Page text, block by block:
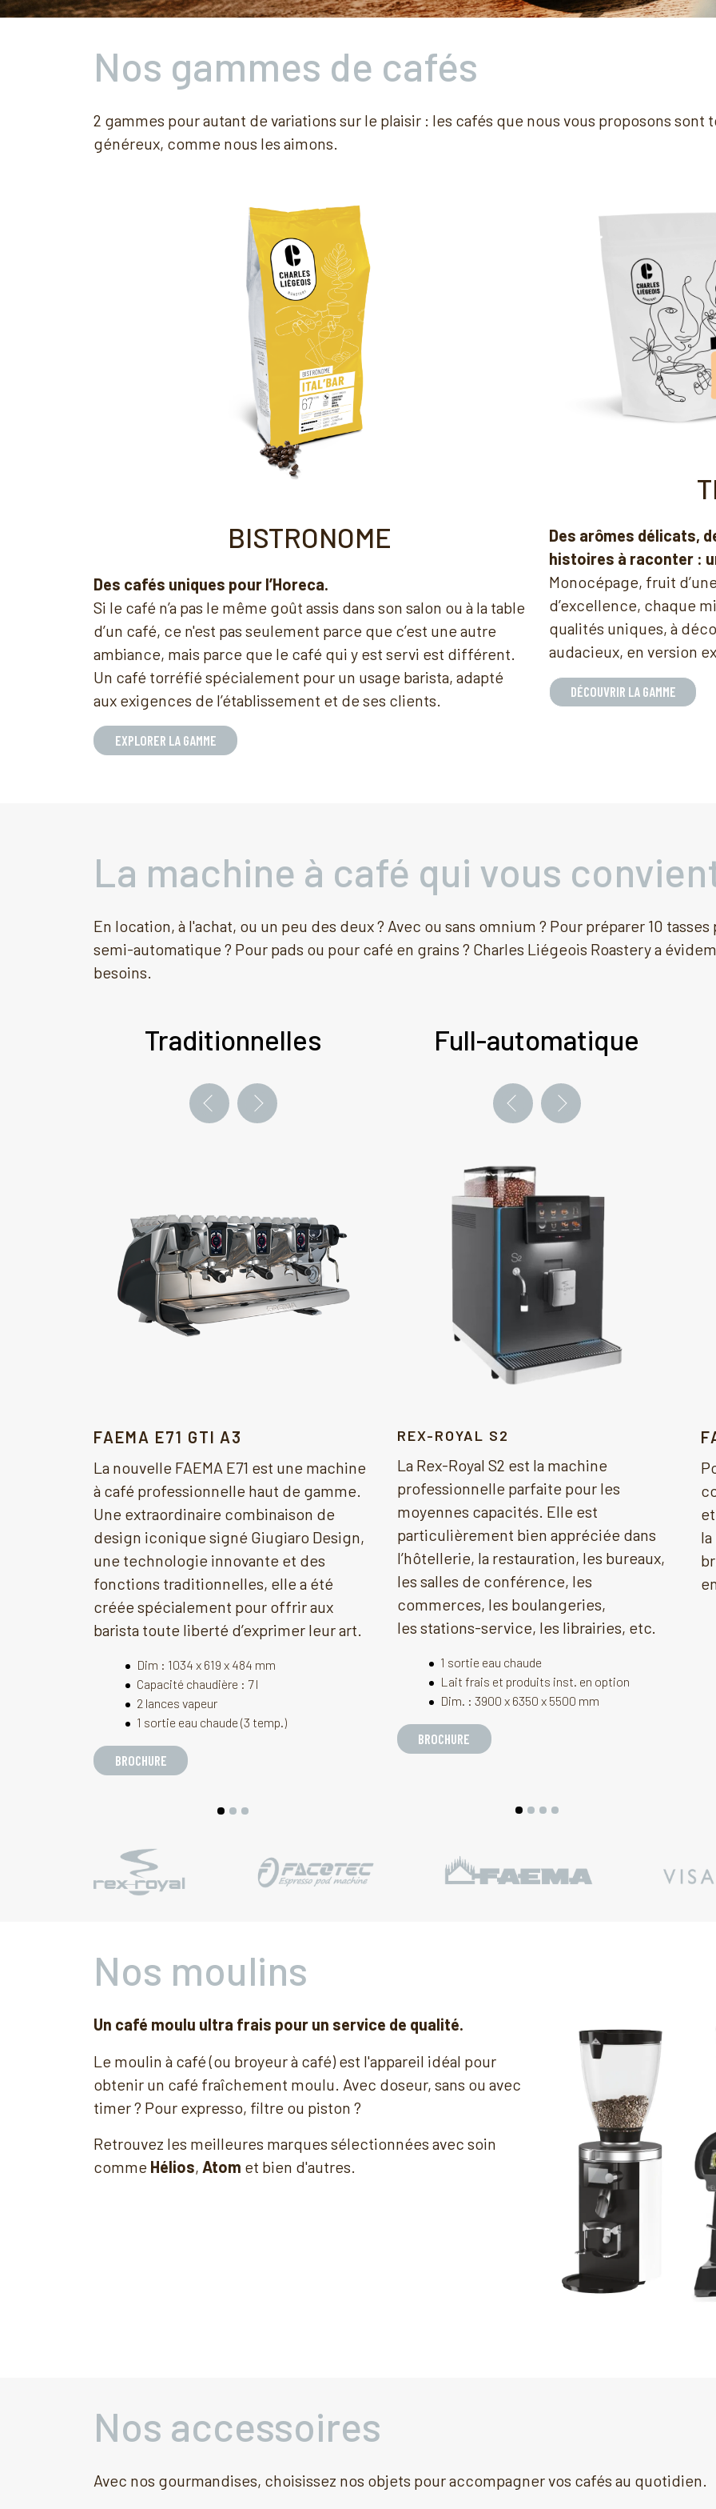
Nos gammes de cafés
2 gammes pour autant de variations sur le plaisir : les cafés que nous vous proposons
généreux, comme nous les aimons.
BISTRONOME
Des cafés uniques pour l’Horeca.
Si le café n’a pas le même goût assis dans son salon ou à la table
d’un café, ce n'est pas seulement parce que c’est une autre
ambiance, mais parce que le café qui y est servi est différent.
Un café torréfié spécialement pour un usage barista, adapté
aux exigences de l’établissement et de ses clients.
EXPLORER LA GAMME
Des arômes délicats,
histoires à raconter :
Monocépage, fruit
d’excellence, chaque
qualités uniques, à
audacieux, en version
DÉCOUVRIR LA GAMME
La machine à café qui vous
En location, à l'achat, ou un peu des deux ? Avec ou sans omnium ? Pour préparer 10
semi-automatique ? Pour pads ou pour café en grains ? Charles Liégeois Roastery a
besoins.
Traditionnelles
FAEMA E71 GTI A3
La nouvelle FAEMA E71 est une machine
à café professionnelle haut de gamme.
Une extraordinaire combinaison de
design iconique signé Giugiaro Design,
une technologie innovante et des
fonctions traditionnelles, elle a été
créée spécialement pour offrir aux
barista toute liberté d’exprimer leur art.
Dim : 1034 x 619 x 484 mm
Capacité chaudière : 7 l
2 lances vapeur
1 sortie eau chaude (3 temp.)
BROCHURE
VISACREM VETRO
Visacrem Vetro est une machine à café
espresso qui se distingue par son
design, sa haute qualité et la fiabilité de
ses multiples fonctionnalités. Il existe
différents modèles électroniques qui
s'adaptent à tous les lieux de service du
café. 95% de la surface de contact avec
l'utilisateur final est en verre trempé.
Disponible en 2 et 3 groupes
4200 x 7300 x 5300 mm
Capacité chaudière : 13 l
2 lances vapeur
1 sortie eau chaude
Le
avec
du
2
Full-automatique
REX-ROYAL S2
La Rex-Royal S2 est la machine
professionnelle parfaite pour les
moyennes capacités. Elle est
particulièrement bien appréciée dans
l’hôtellerie, la restauration, les bureaux,
les salles de conférence, les
commerces, les boulangeries,
les stations-service, les librairies, etc.
1 sortie eau chaude
Lait frais et produits inst. en option
Dim. : 3900 x 6350 x 5500 mm
BROCHURE
La
des
Nos moulins
Un café moulu ultra frais pour un service de qualité.
Le moulin à café (ou broyeur à café) est l'appareil idéal pour
obtenir un café fraîchement moulu. Avec doseur, sans ou avec
timer ? Pour expresso, filtre ou piston ?
Retrouvez les meilleures marques sélectionnées avec soin
comme Hélios, Atom et bien d'autres.
Nos accessoires
Avec nos gourmandises, choisissez nos objets pour accompagner vos cafés au quotidien.